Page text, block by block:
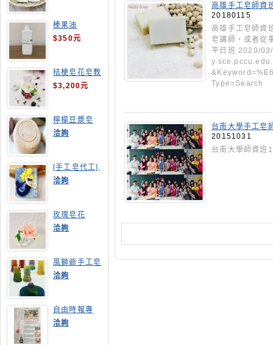
榛果油
$350元
桔梗皂花皂教
學
$3,200元
檸檬豆漿皂
(溫潤手感皂)
洽詢
[手工皂代工],
美人魚手工皂
洽詢
玫瑰皂花
洽詢
風獅爺手工皂
洽詢
自由時報專
訪,手工皂達
人陳德昇老師
洽詢
高雄手工皂師資
20180115
高雄手工皂師資
皂講師，或者從
平日班 2020/
Type=Search
台南大學手工皂
20151031
台南大學師資班